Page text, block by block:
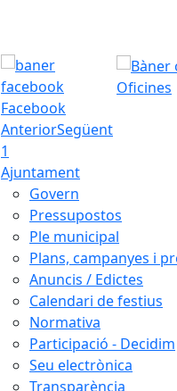
Facebook
Oficines
AnteriorSegüent
1
Ajuntament
Govern
Pressupostos
Ple municipal
Plans, campanyes i
Anuncis / Edictes
Calendari de festius
Normativa
Participació - Decidim
Seu electrònica
Transparència